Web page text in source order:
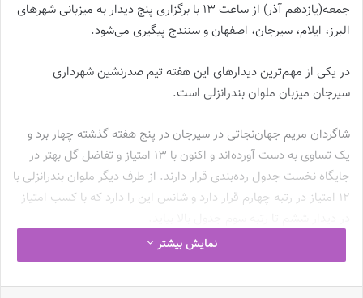
جمعه(یازدهم آذر) از ساعت ۱۳ با برگزاری پنج دیدار به میزبانی شهرهای
البرز، ایلام، سیرجان، اصفهان و سنندج پیگیری می‌شود.
در یکی از مهم‌ترین دیدارهای این هفته تیم صدرنشین شهرداری
سیرجان میزبان ملوان بندرانزلی است.
شاگردان مریم جهان‌نجاتی در سیرجان در پنج هفته گذشته چهار برد و
یک تساوی به دست آورده‌اند و اکنون با ۱۳ امتیاز و تفاضل گل بهتر در
جایگاه نخست جدول رده‌بندی قرار دارند. از طرف دیگر ملوان بندرانزلی با
۱۲ امتیاز در رتبه چهارم قرار دارد و شانس این را دارد که با کسب امتیاز
در یکی دیگر از دیدارهای مهم این هفته شاگردان مریم ایراندوست در
سپاهان میزبان خاتون بم هستند. این بازی می‌تواند تیم برنده را به رتبه
نمایش بیشتر